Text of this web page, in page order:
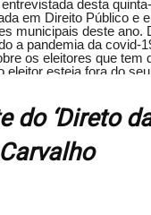
desta quinta-
em Direito Público e
municipais deste ano.
a pandemia da covid-
os eleitores que
esteja fora do
no Tribunal Superior
para que não aja
estão proibidas, mas
Ministério Público,
podem
‘Direto